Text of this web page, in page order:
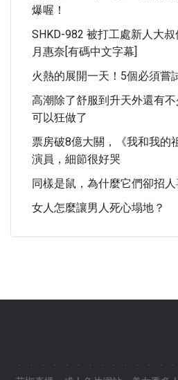
爆喔！
SHKD-982 被打工處新人大
月惠奈[有碼中文字幕]
火熱的展開一天！5個必須嘗
高潮除了舒服到升天外還有
可以狂做了
票房破8億大關，《我和我的
演員，細節很好哭
同樣是鼠，為什麼它們卻招人
女人怎麼讓男人死心塌地？